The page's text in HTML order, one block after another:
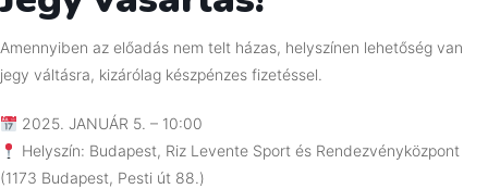
Amennyiben az előadás nem telt házas, helyszínen lehetőség van
jegy váltásra, kizárólag készpénzes fizetéssel.
2025. JANUÁR 5. – 10:00
Helyszín: Budapest, Riz Levente Sport és Rendezvényközpont
(1173 Budapest, Pesti út 88.)